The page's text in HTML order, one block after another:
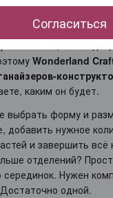
Согласиться
знает:
Wonderland
каким он будет.
выбрать форму и
добавить нужное
и завершить всё
отделений?
серединок. Нужен
одной.